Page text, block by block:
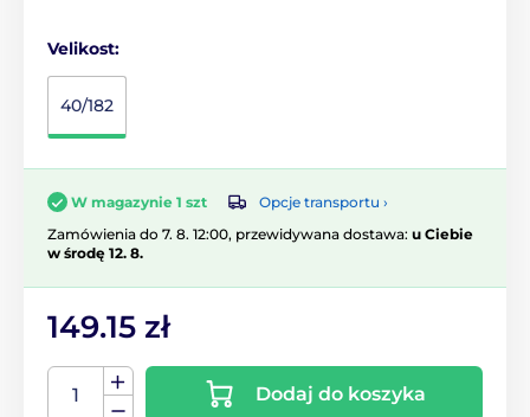
Velikost:
40/182
W magazynie 1 szt
Opcje transportu ›
Zamówienia do 7. 8. 12:00, przewidywana dostawa: u Ciebie
w środę 12. 8.
149.15 zł
Dodaj do koszyka